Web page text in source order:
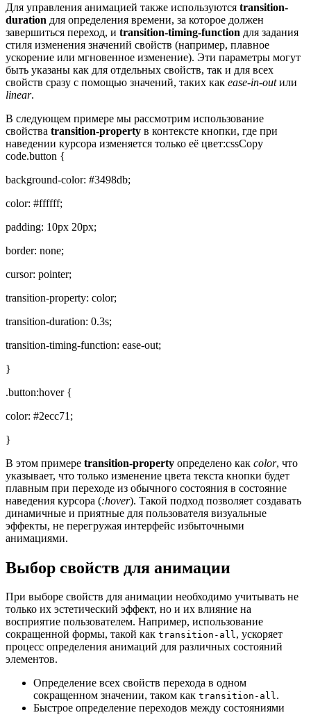
Для управления анимацией также используются transition-
duration для определения времени, за которое должен
завершиться переход, и transition-timing-function для задания
стиля изменения значений свойств (например, плавное
ускорение или мгновенное изменение). Эти параметры могут
быть указаны как для отдельных свойств, так и для всех
свойств сразу с помощью значений, таких как ease-in-outили
linear.
В следующем примере мы рассмотрим использование
свойства transition-property в контексте кнопки, где при
наведении курсора изменяется только её цвет:cssCopy
code.button {
background-color: #3498db;
color: #ffffff;
padding: 10px 20px;
border: none;
cursor: pointer;
transition-property: color;
transition-duration: 0.3s;
transition-timing-function: ease-out;
}
.button:hover {
color: #2ecc71;
}
В этом примере transition-property определено как color, что
указывает, что только изменение цвета текста кнопки будет
плавным при переходе из обычного состояния в состояние
наведения курсора (:hover). Такой подход позволяет создавать
динамичные и приятные для пользователя визуальные
эффекты, не перегружая интерфейс избыточными
анимациями.
Выбор свойств для анимации
При выборе свойств для анимации необходимо учитывать не
только их эстетический эффект, но и их влияние на
восприятие пользователем. Например, использование
сокращенной формы, такой как transition-all, ускоряет
процесс определения анимаций для различных состояний
элементов.
Определение всех свойств перехода в одном
сокращенном значении, таком как transition-all.
Быстрое определение переходов между состояниями